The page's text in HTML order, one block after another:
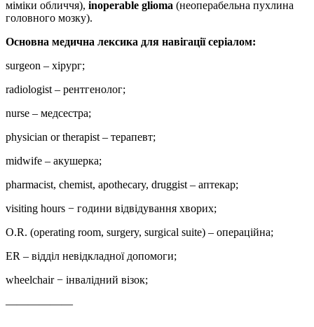
міміки обличчя), inoperable glioma (неоперабельна пухлина
головного мозку).
Основна медична лексика для навігації серіалом:
surgeon – хірург;
radiologist – рентгенолог;
nurse – медсестра;
physician or therapist – терапевт;
midwife – акушерка;
pharmacist, chemist, apothecary, druggist – аптекар;
visiting hours − години відвідування хворих;
O.R. (operating room, surgery, surgical suite) – операційна;
ER – відділ невідкладної допомоги;
wheelchair − інвалідний візок;
——————